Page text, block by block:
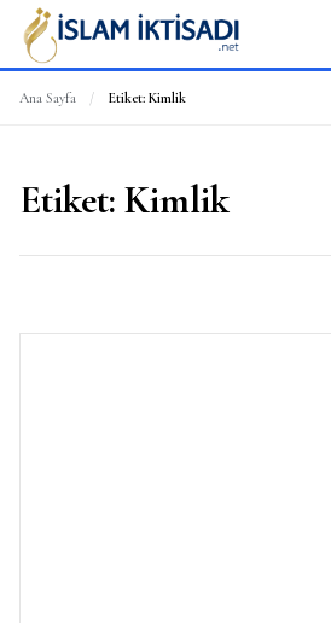
Ana Sayfa / Etiket: Kimlik
Etiket: Kimlik